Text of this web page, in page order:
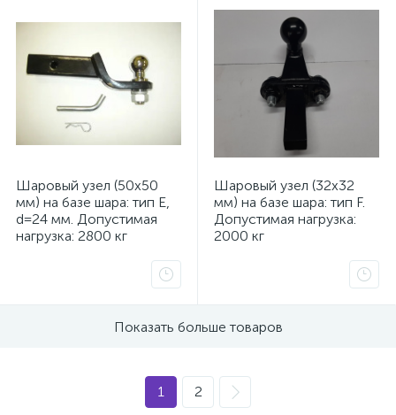
Шаровый узел (50х50
мм) на базе шара: тип Е,
d=24 мм. Допустимая
нагрузка: 2800 кг
Шаровый узел (32х32
мм) на базе шара: тип F.
Допустимая нагрузка:
2000 кг
Показать больше товаров
1 2